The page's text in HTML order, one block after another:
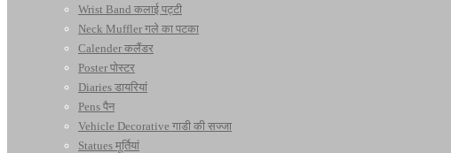
Wrist Band कलाई पट्टी
Neck Muffler गले का पटका
Calender कलैंडर
Poster पोस्टर
Diaries डायरियां
Pens पैन
Vehicle Decorative गाडी की सज्जा
Statues मूर्तियां